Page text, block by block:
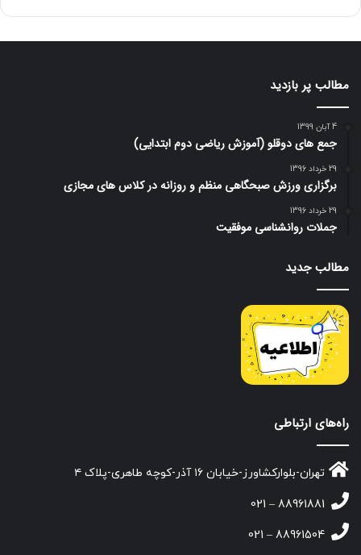
مطالب پر بازدید
4 آبان 1399
جمع های دوقلو (آموزش ریاضی دوم ابتدایی)
29 خرداد 1396
برگزاری ورزش صبحگاهی منظم و روزانه در کلاس های مجازی
29 خرداد 1396
جملات روانشناسی موفقیت
مطالب جدید
راه‌های ارتباطی
تهران-بلوارکشاورز-خیابان ۱۶ آذر-کوچه طاهری-پلاک ۴
88961881 – 021
88961504 – 021